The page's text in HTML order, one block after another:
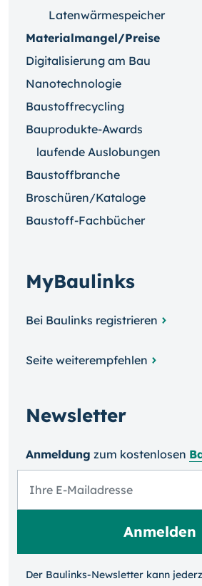
Latenwärmespeicher
Materialmangel/Preise
Digitalisierung am Bau
Nanotechnologie
Baustoffrecycling
Bauprodukte-Awards
laufende Auslobungen
Baustoffbranche
Broschüren/Kataloge
Baustoff-Fachbücher
MyBaulinks
Bei Baulinks registrieren
Seite weiterempfehlen
Newsletter
Anmeldung zum kosten­losen
Der Baulinks-Newsletter kann